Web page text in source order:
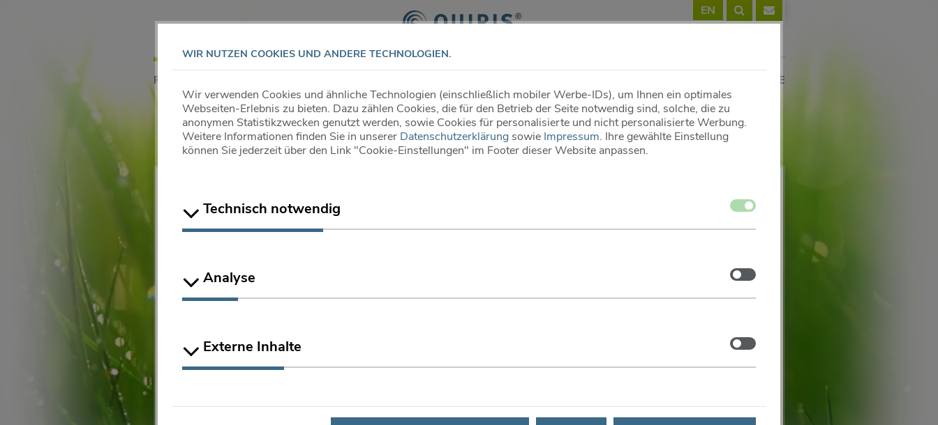
EN
PRODUKTE SERVICE
QUIRIS PRODUKTE BIOTIN IMPULS ®5MG
Biotin Impuls
Für schöne Haut, Haare und Nägel
WIR NUTZEN COOKIES UND ANDERE TECHNOLOGIEN.
Wir verwenden Cookies und ähnliche Technologien (einschließlich mobiler Werbe-IDs), um Ihnen ein optimales
Webseiten-Erlebnis zu bieten. Dazu zählen Cookies, die für den Betrieb der Seite notwendig sind, solche, die zu
anonymen Statistikzwecken genutzt werden, sowie Cookies für personalisierte und nicht personalisierte Werbung.
Weitere Informationen finden Sie in unserer Datenschutzerklärung sowie Impressum. Ihre gewählte Einstellung
können Sie jederzeit über den Link "Cookie-Einstellungen" im Footer dieser Website anpassen.
Technisch notwendig
Zustimmen
Analyse
Zustimmen
Externe Inhalte
Zustimmen